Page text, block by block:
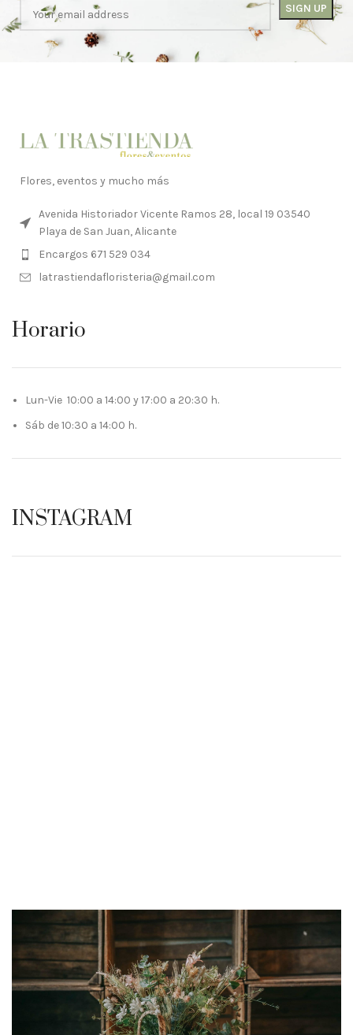
Flores, eventos y mucho más
Avenida Historiador Vicente Ramos 28, local 19 03540
Playa de San Juan, Alicante
Encargos 671 529 034
latrastiendafloristeria@gmail.com
Horario
Lun-Vie 10:00 a 14:00 y 17:00 a 20:30 h.
Sáb de 10:30 a 14:00 h.
INSTAGRAM